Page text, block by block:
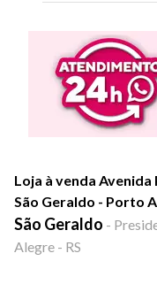
Loja à venda
São Geraldo - Porto
São Geraldo -
Alegre - RS